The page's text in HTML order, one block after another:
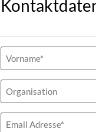
Name
(erforderlich)
Organisation
Email
(erforderlich)